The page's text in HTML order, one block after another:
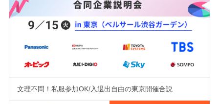
文理不問！私服参加OK/入退出自由の東京開催合説